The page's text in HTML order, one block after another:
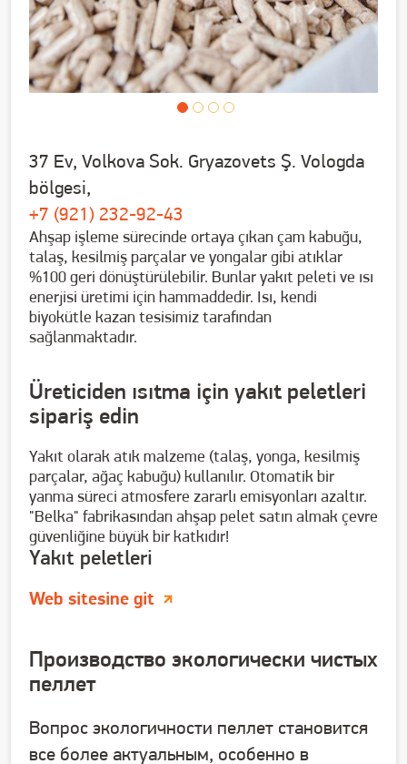
37 Ev, Volkova Sok. Gryazovets Ş. Vologda
bölgesi,
+7 (921) 232-92-43
Ahşap işleme sürecinde ortaya çıkan çam kabuğu,
talaş, kesilmiş parçalar ve yongalar gibi atıklar
%100 geri dönüştürülebilir. Bunlar yakıt peleti ve ısı
enerjisi üretimi için hammaddedir. Isı, kendi
biyokütle kazan tesisimiz tarafından
sağlanmaktadır.
Üreticiden ısıtma için yakıt peletleri
sipariş edin
Yakıt olarak atık malzeme (talaş, yonga, kesilmiş
parçalar, ağaç kabuğu) kullanılır. Otomatik bir
yanma süreci atmosfere zararlı emisyonları azaltır.
"Belka" fabrikasından ahşap pelet satın almak çevre
güvenliğine büyük bir katkıdır!
Yakıt peletleri
Web sitesine git
Производство экологически чистых
пеллет
Вопрос экологичности пеллет становится
все более актуальным, особенно в